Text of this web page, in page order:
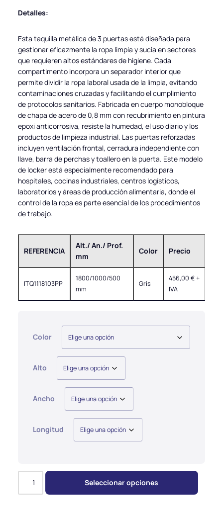
Detalles:
Esta taquilla metálica de 3 puertas está diseñada para
gestionar eficazmente la ropa limpia y sucia en sectores
que requieren altos estándares de higiene. Cada
compartimento incorpora un separador interior que
permite dividir la ropa laboral usada de la limpia, evitando
contaminaciones cruzadas y facilitando el cumplimiento
de protocolos sanitarios. Fabricada en cuerpo monobloque
de chapa de acero de 0,8 mm con recubrimiento en pintura
epoxi anticorrosiva, resiste la humedad, el uso diario y los
productos de limpieza industrial. Las puertas reforzadas
incluyen ventilación frontal, cerradura independiente con
llave, barra de perchas y toallero en la puerta. Este modelo
de locker está especialmente recomendado para
hospitales, cocinas industriales, centros logísticos,
laboratorios y áreas de producción alimentaria, donde el
control de la ropa es parte esencial de los procedimientos
de trabajo.
REFERENCIA
Alt./ An./ Prof.
mm
Color Precio
ITQ1118103PP
1800/1000/500
mm
Gris
456,00 €+
IVA
Color
Alto
Ancho
Longitud
Seleccionar opciones